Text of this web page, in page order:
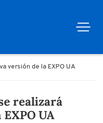
versión de la EXPO UA
realizará
UA